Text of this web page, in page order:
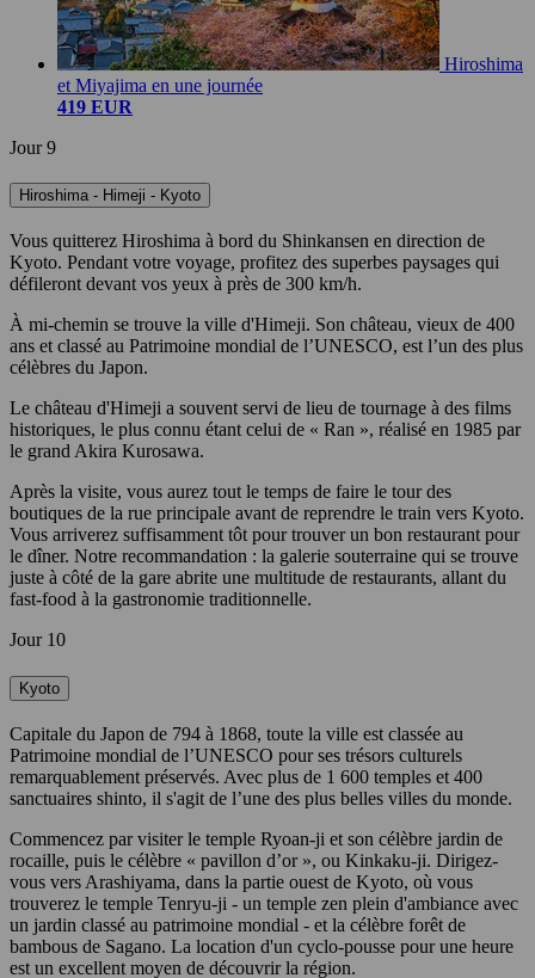
Hiroshima
et Miyajima en une journée
419 EUR
Jour 9
Hiroshima - Himeji - Kyoto
Vous quitterez Hiroshima à bord du Shinkansen en direction de
Kyoto. Pendant votre voyage, profitez des superbes paysages qui
défileront devant vos yeux à près de 300 km/h.
À mi-chemin se trouve la ville d'Himeji. Son château, vieux de 400
ans et classé au Patrimoine mondial de l’UNESCO, est l’un des plus
célèbres du Japon.
Le château d'Himeji a souvent servi de lieu de tournage à des films
historiques, le plus connu étant celui de « Ran », réalisé en 1985 par
le grand Akira Kurosawa.
Après la visite, vous aurez tout le temps de faire le tour des
boutiques de la rue principale avant de reprendre le train vers Kyoto.
Vous arriverez suffisamment tôt pour trouver un bon restaurant pour
le dîner. Notre recommandation : la galerie souterraine qui se trouve
juste à côté de la gare abrite une multitude de restaurants, allant du
fast-food à la gastronomie traditionnelle.
Jour 10
Kyoto
Capitale du Japon de 794 à 1868, toute la ville est classée au
Patrimoine mondial de l’UNESCO pour ses trésors culturels
remarquablement préservés. Avec plus de 1 600 temples et 400
sanctuaires shinto, il s'agit de l’une des plus belles villes du monde.
Commencez par visiter le temple Ryoan-ji et son célèbre jardin de
rocaille, puis le célèbre « pavillon d’or », ou Kinkaku-ji. Dirigez-
vous vers Arashiyama, dans la partie ouest de Kyoto, où vous
trouverez le temple Tenryu-ji - un temple zen plein d'ambiance avec
un jardin classé au patrimoine mondial - et la célèbre forêt de
bambous de Sagano. La location d'un cyclo-pousse pour une heure
est un excellent moyen de découvrir la région.